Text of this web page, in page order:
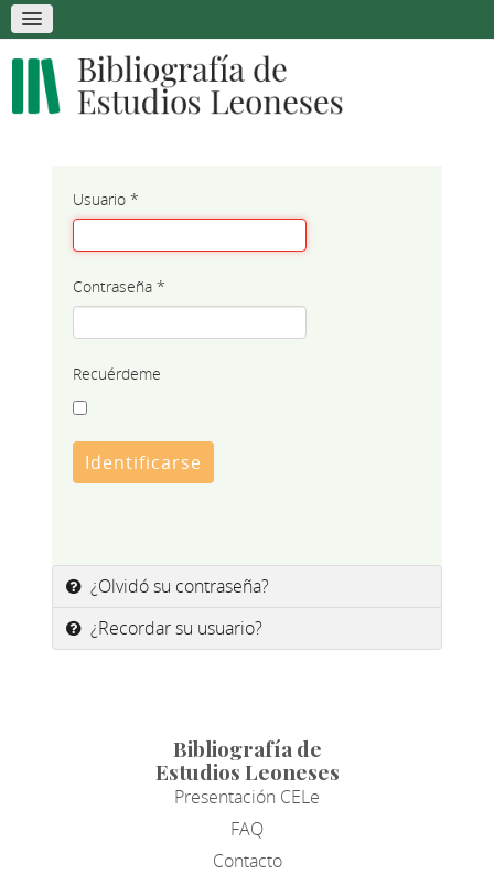
Usuario*
Contraseña*
Recuérdeme
Identificarse
¿Olvidó su contraseña?
¿Recordar su usuario?
Bibliografía de
Estudios Leoneses
Presentación CELe
FAQ
Contacto